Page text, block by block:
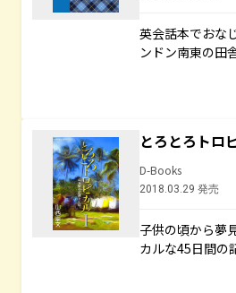
英会話本でおな
ンドン南東の田
とろとろト
D-Books
2018.03.29 発売
子供の頃から夢
カルな45日間の